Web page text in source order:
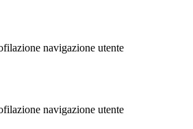
navigazione utente
navigazione utente